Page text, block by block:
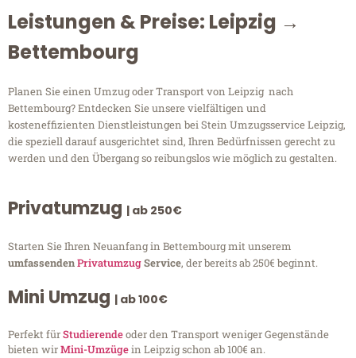
Leistungen & Preise: Leipzig →
Bettembourg
Planen Sie einen Umzug oder Transport von Leipzig nach
Bettembourg? Entdecken Sie unsere vielfältigen und
kosteneffizienten Dienstleistungen bei Stein Umzugsservice Leipzig,
die speziell darauf ausgerichtet sind, Ihren Bedürfnissen gerecht zu
werden und den Übergang so reibungslos wie möglich zu gestalten.
Privatumzug | ab 250€
Starten Sie Ihren Neuanfang in Bettembourg mit unserem
umfassendenPrivatumzugService, der bereits ab 250€ beginnt.
Mini Umzug | ab 100€
Perfekt fürStudierendeoder den Transport weniger Gegenstände
bieten wirMini-Umzügein Leipzig schon ab 100€ an.